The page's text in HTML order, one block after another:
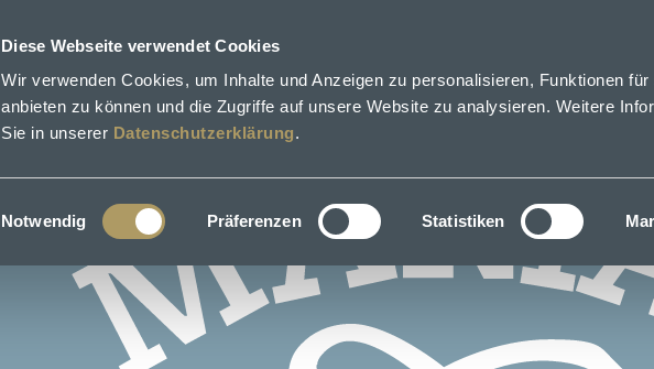
Diese Webseite verwendet Cookies
Wir verwenden Cookies, um Inhalte und Anzeigen zu personalisieren, Funktionen
anbieten zu können und die Zugriffe auf unsere Website zu analysieren. Weitere
Sie in unserer Datenschutzerklärung.
Einwilligungsauswahl
Notwendig Präferenzen Statistiken